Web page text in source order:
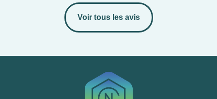
Voir tous les avis